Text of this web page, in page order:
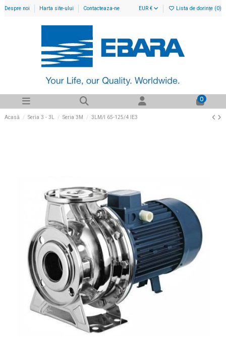
Despre noi Harta site-ului Contacteaza-ne EUR € Lista de dorințe (0)
0
Acasă Seria 3 - 3L Seria 3M 3LM/I 65-125/4 IE3